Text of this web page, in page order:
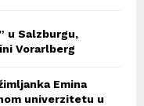
u Salzburgu,
Vorarlberg
Emina
univerzitetu u